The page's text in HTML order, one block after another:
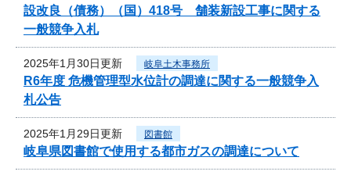
設改良（債務）（国）418号 舗装新設工事に関する
一般競争入札
2025年1月30日更新 岐阜土木事務所
R6年度 危機管理型水位計の調達に関する一般競争入
札公告
2025年1月29日更新 図書館
岐阜県図書館で使用する都市ガスの調達について